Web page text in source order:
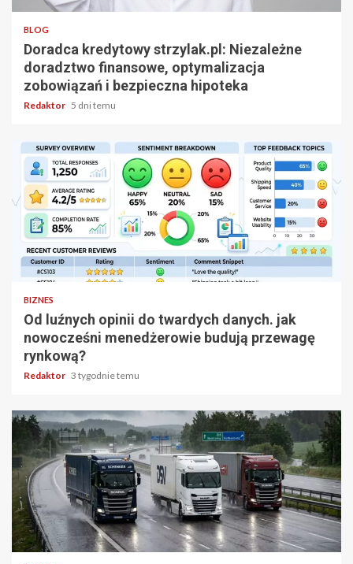
BLOG
Doradca kredytowy strzylak.pl: Niezależne
doradztwo finansowe, optymalizacja
zobowiązań i bezpieczna hipoteka
Redaktor 5 dni temu
5 min odczytu
BIZNES
Od luźnych opinii do twardych danych. jak
nowocześni menedżerowie budują przewagę
rynkową?
Redaktor 3 tygodnie temu
6 min odczytu